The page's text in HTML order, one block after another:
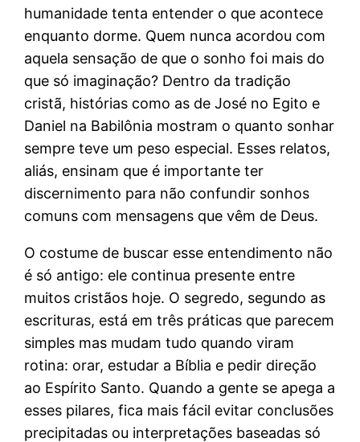
humanidade tenta entender o que acontece
enquanto dorme. Quem nunca acordou com
aquela sensação de que o sonho foi mais do
que só imaginação? Dentro da tradição
cristã, histórias como as de José no Egito e
Daniel na Babilônia mostram o quanto sonhar
sempre teve um peso especial. Esses relatos,
aliás, ensinam que é importante ter
discernimento para não confundir sonhos
comuns com mensagens que vêm de Deus.
O costume de buscar esse entendimento não
é só antigo: ele continua presente entre
muitos cristãos hoje. O segredo, segundo as
escrituras, está em três práticas que parecem
simples mas mudam tudo quando viram
rotina: orar, estudar a Bíblia e pedir direção
ao Espírito Santo. Quando a gente se apega a
esses pilares, fica mais fácil evitar conclusões
precipitadas ou interpretações baseadas só